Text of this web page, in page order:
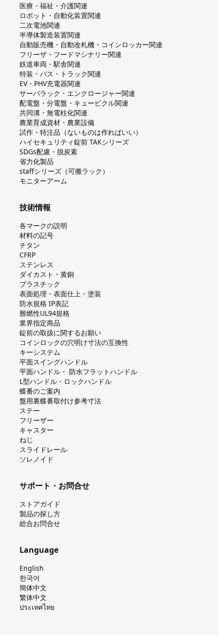
医療・福祉・介護関連
ロボット・自動化装置関連
二次電池関連
半導体製造装置関連
自動販売機・自動改札機・コインロッカー関連
フリーザ・フードマシナリー関連
鉄道車両・駅舎関連
特装・バス・トラック関連
EV・PHV充電器関連
サーバラック・エンクロージャー関連
配電盤・分電盤・キュービクル関連
共同溝・無電柱化関連
農業育成資材・農業設備
試作・特注品（ないものは作ればいい）
ハイセキュリティ錠前 TAKシリーズ
SDGs配慮・脱炭素
省力化製品
staffシリーズ（可搬ラック）
モニターアーム
技術情報
各マークの説明
材料の記号
チタン
CFRP
ステンレス
ダイカスト・⻩銅
プラスチック
表面処理・表面仕上・塗装
防⽔規格 IP表記
難燃性UL94規格
業界指定商品
錠前の取扱に関するお願い
コインロックの⽳明け⼨法の互換性
キーシステム
平⾯スイングハンドル
平⾯ハンドル・ 防⽔フラットハンドル
L型ハンドル・ロックハンドル
蝶番のご案内
盤⽤裏蝶番取付け参考⼨法
ステー
フリーザー
キャスター
ねじ
スライドレール
ソレノイド
サポート・お問合せ
ストアガイド
製品の探し⽅
総合お問合せ
Language
English
한국어
簡体中文
繁体中文
ประเทศไทย